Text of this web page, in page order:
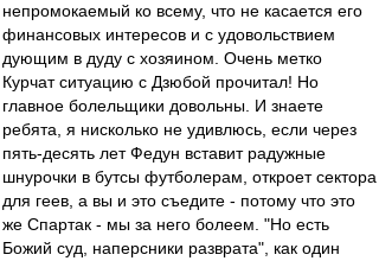
непромокаемый ко всему, что не касается его
финансовых интересов и с удовольствием
дующим в дуду с хозяином. Очень метко
Курчат ситуацию с Дзюбой прочитал! Но
главное болельщики довольны. И знаете
ребята, я нисколько не удивлюсь, если через
пять-десять лет Федун вставит радужные
шнурочки в бутсы футболерам, откроет сектора
для геев, а вы и это съедите - потому что это
же Спартак - мы за него болеем. "Но есть
Божий суд, наперсники разврата", как один